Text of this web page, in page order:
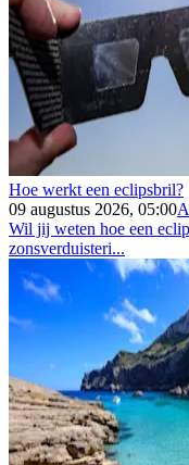
Hoe werkt een eclipsbril?
09 augustus 2026, 05:00
Wil jij weten hoe een
zonsverduisteri...